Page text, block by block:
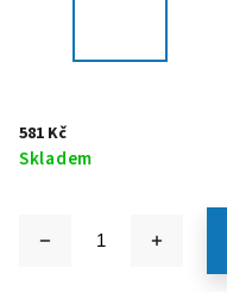
581 Kč
Skladem